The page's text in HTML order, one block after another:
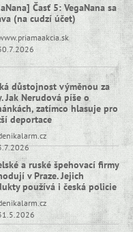
Časť 5: VegaNana sa
(na cudzí účet)
důstojnost výměnou za
Jak Nerudová píše o
zatímco hlasuje pro
deportace
a ruské špehovací firmy
v Praze. Jejich
používá i česká policie